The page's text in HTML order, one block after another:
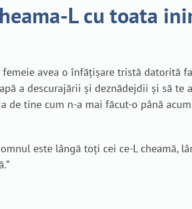
L cu toata
avea o înfățișare tristă datorită
a descurajării și deznădejdii și să
de tine cum n-a mai făcut-o până
este lângă toți cei ce-L cheamă,